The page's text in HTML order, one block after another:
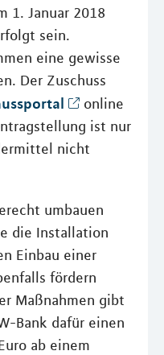
1. Januar 2018
sein.
eine gewisse
Der Zuschuss
online
ist nur
nicht
umbauen
die Installation
Einbau einer
fördern
Maßnahmen gibt
Bank dafür einen
ab einem